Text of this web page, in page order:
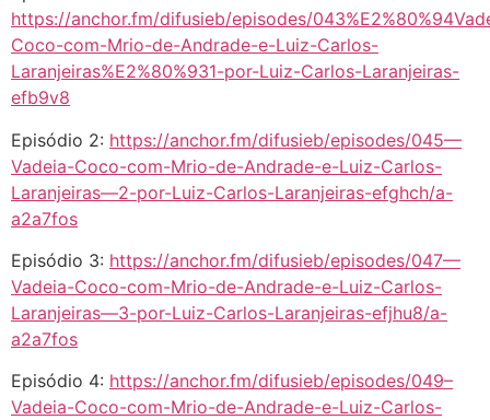
https://anchor.fm/difusieb/episodes/
Coco-com-Mrio-de-Andrade-e-Luiz-Carlos-
Laranjeiras%E2%80%931-por-Luiz-Carlos-Laranjeiras-
efb9v8
Episódio 2: https://anchor.fm/difusieb/episodes/045—
Vadeia-Coco-com-Mrio-de-Andrade-e-Luiz-Carlos-
Laranjeiras—2-por-Luiz-Carlos-Laranjeiras-efghch/a-
a2a7fos
Episódio 3: https://anchor.fm/difusieb/episodes/047—
Vadeia-Coco-com-Mrio-de-Andrade-e-Luiz-Carlos-
Laranjeiras—3-por-Luiz-Carlos-Laranjeiras-efjhu8/a-
a2a7fos
Episódio 4: https://anchor.fm/difusieb/episodes/049–
Vadeia-Coco-com-Mrio-de-Andrade-e-Luiz-Carlos-